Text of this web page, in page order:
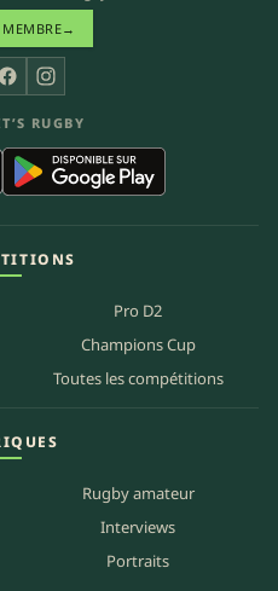
→
FacebookInstagram
RUGBY
Pro D2
Champions Cup
Toutes les compétitions
Rugby amateur
Interviews
Portraits